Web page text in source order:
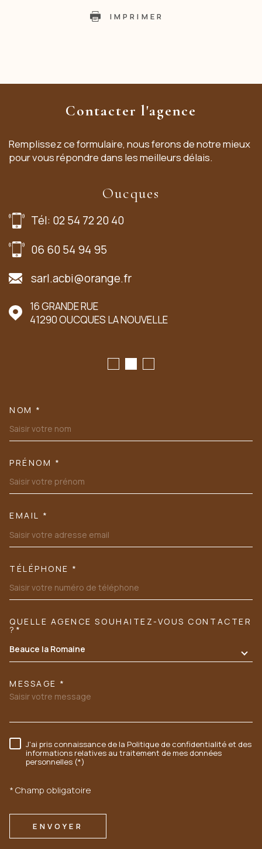
IMPRIMER
Contacter l'agence
Remplissez ce formulaire, nous ferons de notre mieux
pour vous répondre dans les meilleurs délais.
Oucques
Tél: 02 54 72 20 40
06 60 54 94 95
sarl.acbi@orange.fr
16 GRANDE RUE
41290 OUCQUES LA NOUVELLE
NOM *
PRÉNOM *
EMAIL *
TÉLÉPHONE *
TRAD_MELTEM_VOREDEMANDE
QUELLE AGENCE SOUHAITEZ-VOUS CONTACTER
?*
Beauce la Romaine
MESSAGE *
RÈGLEMENTATION
J'ai pris connaissance de la Politique de confidentialité et des
informations relatives au traitement de mes données
personnelles (*)
* Champ obligatoire
ENVOYER